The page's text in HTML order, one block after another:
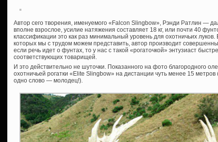
Автор сего творения, именуемого «Falcon Slingbow», Рэнди Ратлин —
вполне взрослое, усилие натяжения составляет 18 кг, или почти 40
классификации это как раз минимальный уровень для охотничьих
которых мы с трудом можем представить, автор производит
если речь идет о фунтах, то у нас с такой «рогаточкой» энтузиаст
соответствующих товарищей.
И это действительно не шуточки. Показанного на фото благородного
охотничьей рогатки «Elite Slingbow» на дистанции чуть менее 15
одно слово — молодец!).